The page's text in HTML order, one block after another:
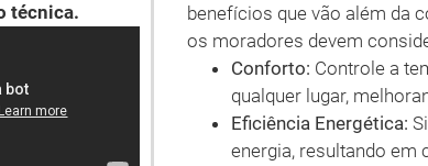
técnica.
benefícios que vão além da
os moradores devem
Conforto: Controle a
qualquer lugar,
Eficiência Energética:
energia, resultando em